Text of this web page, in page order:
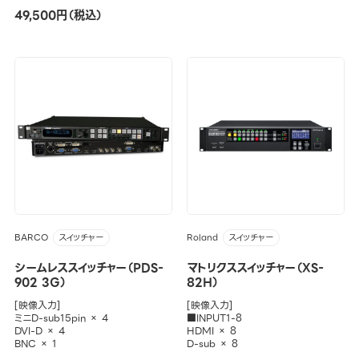
49,500円（税込）
BARCO スイッチャー
シームレススイッチャー（PDS-
902 3G）
[映像入力]
ミニD-sub15pin × 4
DVI-D × 4
BNC × 1
Roland スイッチャー
マトリクススイッチャー（XS-
82H）
[映像入力]
■INPUT1-8
HDMI × 8
D-sub × 8